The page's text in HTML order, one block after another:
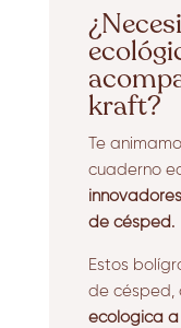
kraft?
Te
cuaderno
de césped.
Estos
de césped,
ecológica